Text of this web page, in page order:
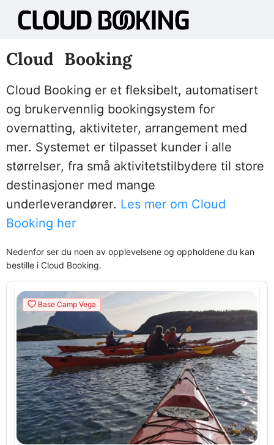
Cloud Booking
Cloud Booking er et fleksibelt, automatisert
og brukervennlig bookingsystem for
overnatting, aktiviteter, arrangement med
mer. Systemet er tilpasset kunder i alle
størrelser, fra små aktivitetstilbydere til store
destinasjoner med mange
underleverandører. Les mer om Cloud
Booking her
Nedenfor ser du noen av opplevelsene og oppholdene du kan
bestille i Cloud Booking.
Base Camp Vega